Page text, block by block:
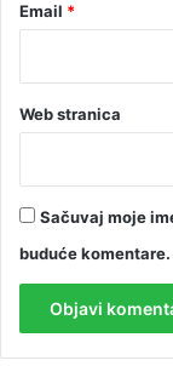
Email *
Web stranica
Sačuvaj moje
buduće komentare.